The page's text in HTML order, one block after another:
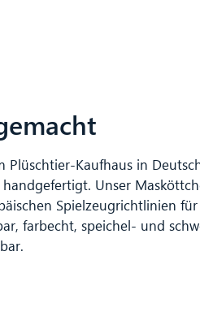
Plüschtier-Kaufhaus in
Unser
Spielzeugrichtlinien
farbecht, speichel- und